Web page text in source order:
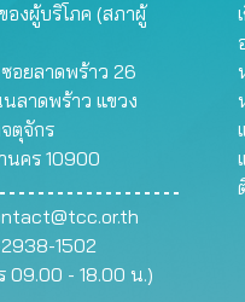
องผู้บริโภค (สภาผู้
ซอยลาดพร้าว 26
ลาดพร้าว แขวง
ตุจักร
นคร 10900
1502
09.00 - 18.00 น.)